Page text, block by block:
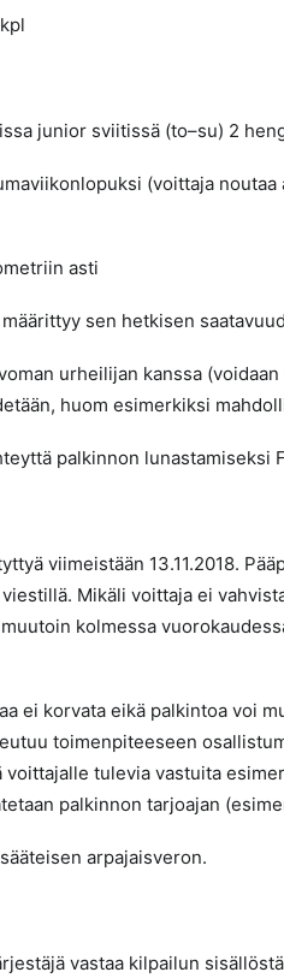
junior sviitissä (to–su) 2
(voittaja
asti
sen hetkisen
urheilijan kanssa
huom esimerkiksi
palkinnon lunastamiseksi
viimeistään 13.11.2018.
Mikäli voittaja ei
kolmessa
ei korvata eikä palkintoa voi
toimenpiteeseen
tulevia vastuita
palkinnon tarjoajan
arpajaisveron.
vastaa kilpailun